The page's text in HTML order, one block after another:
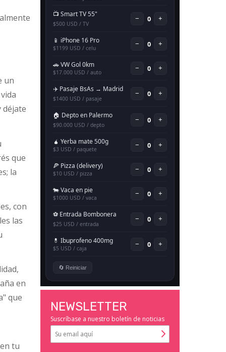
un
déjate
que
la
con
las
en
que
tu
NEWSLETTER
Suscríbase a nuestro boletín de noticias